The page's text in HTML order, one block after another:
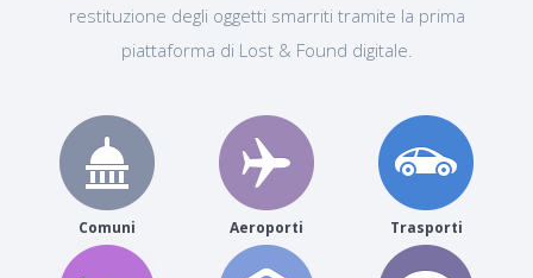
restituzione degli oggetti smarriti tramite la prima
piattaforma di Lost & Found digitale.
Comuni Aeroporti Trasporti